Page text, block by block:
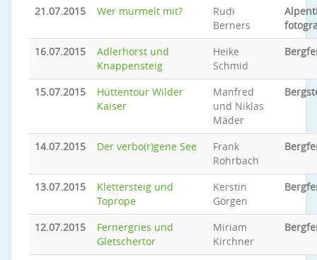
21.07.2015 Wer murmelt mit?
Rudi
Berners
16.07.2015
Adlerhorst und
Knappensteig
Heike
Schmid
15.07.2015
Hüttentour Wilder
Kaiser
Manfred
und Niklas
Mäder
14.07.2015 Der verbo(r)gene See
Frank
Rohrbach
13.07.2015
Klettersteig und
Toprope
Kerstin
Görgen
12.07.2015
Fernergries und
Gletschertor
Miriam
Kirchner